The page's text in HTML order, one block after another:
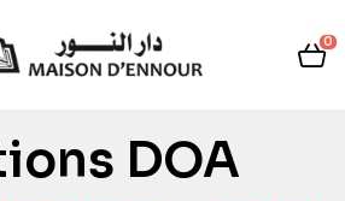
0
DOA